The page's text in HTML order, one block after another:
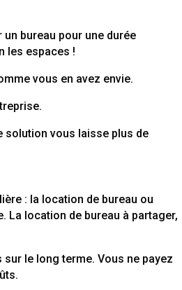
un bureau pour une durée
les espaces !
vous en avez envie.
solution vous laisse plus de
: la location de bureau ou
La location de bureau à partager,
sur le long terme. Vous ne payez